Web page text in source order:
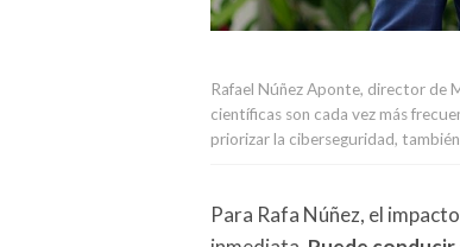
Rafael Núñez Aponte, director de
científicas son cada vez más
priorizar la ciberseguridad,
Para Rafa Núñez, el